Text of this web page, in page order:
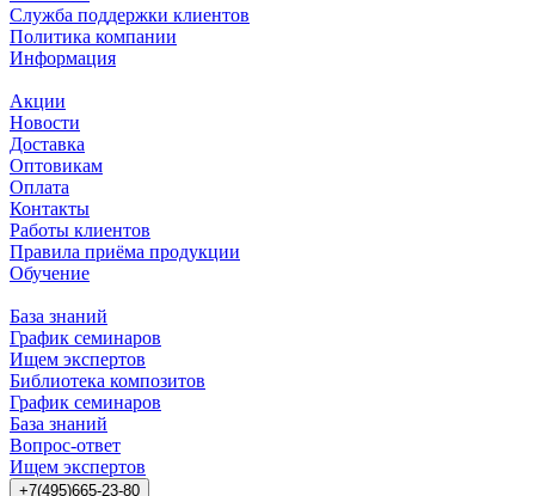
Служба поддержки клиентов
Политика компании
Информация
Акции
Новости
Доставка
Оптовикам
Оплата
Контакты
Работы клиентов
Правила приёма продукции
Обучение
База знаний
График семинаров
Ищем экспертов
Библиотека композитов
График семинаров
База знаний
Вопрос-ответ
Ищем экспертов
+7(495)665-23-80